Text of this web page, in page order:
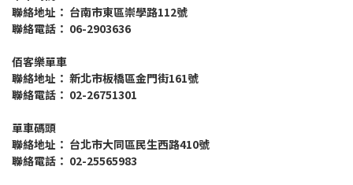
聯絡地址： 台南市東區崇學路112號
聯絡電話： 06-2903636
佰客樂單車
聯絡地址： 新北市板橋區金門街161號
聯絡電話： 02-26751301
單車碼頭
聯絡地址： 台北市大同區民生西路410號
聯絡電話： 02-25565983